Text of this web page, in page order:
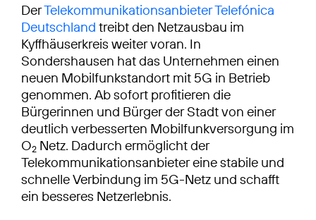
DerTelekommunikationsanbieter Telefónica
Deutschland treibt den Netzausbau im
Kyffhäuserkreis weiter voran. In
Sondershausen hat das Unternehmen einen
neuen Mobilfunkstandort mit 5G in Betrieb
genommen. Ab sofort profitieren die
Bürgerinnen und Bürger der Stadt von einer
deutlich verbesserten Mobilfunkversorgung im
O2 Netz. Dadurch ermöglicht der
Telekommunikationsanbieter eine stabile und
schnelle Verbindung im 5G-Netz und schafft
ein besseres Netzerlebnis.